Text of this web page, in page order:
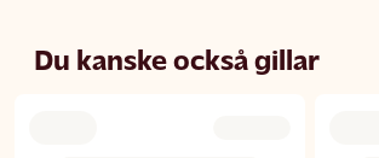
Du kanske också gillar